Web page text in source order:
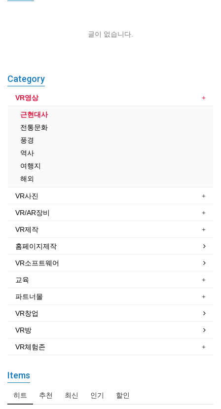
글이 없습니다.
Category
VR영상
근현대사
전통문화
풍경
역사
여행지
해외
VR사진
VR/AR장비
VR제작
홈페이지제작
VR소프트웨어
교육
파트너몰
VR창업
VR방
VR체험존
Items
히트 추천 최신 인기 할인